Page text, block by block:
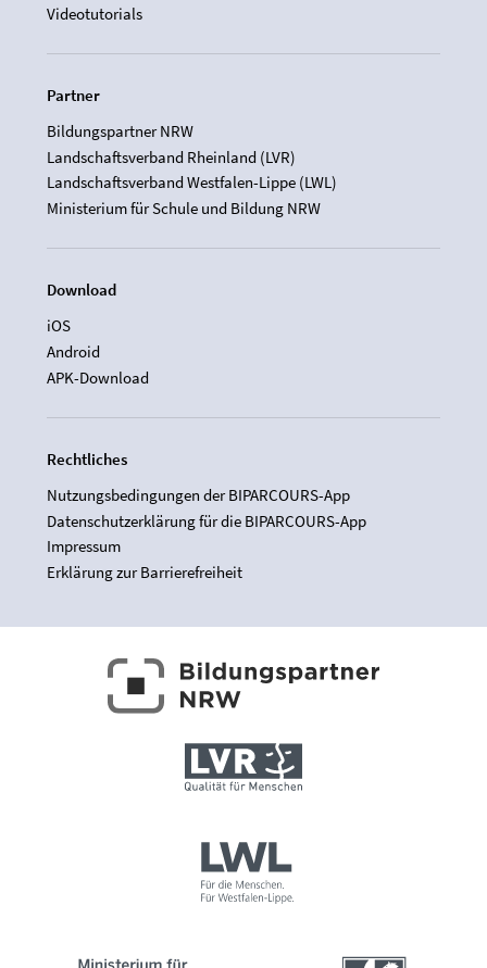
Videotutorials
Partner
Bildungspartner NRW
Landschaftsverband Rheinland (LVR)
Landschaftsverband Westfalen-Lippe (LWL)
Ministerium für Schule und Bildung NRW
Download
iOS
Android
APK-Download
Rechtliches
Nutzungsbedingungen der BIPARCOURS-App
Datenschutzerklärung für die BIPARCOURS-App
Impressum
Erklärung zur Barrierefreiheit